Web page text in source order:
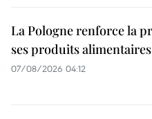
La Pologne renforce la
ses produits
07/08/2026 04:12